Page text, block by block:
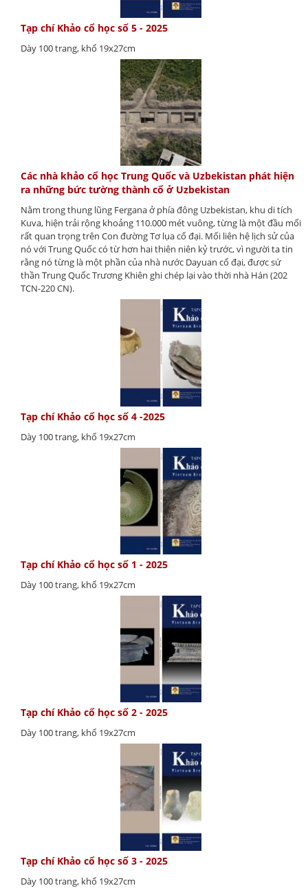
Tạp chí Khảo cổ học số 5 - 2025
Dày 100 trang, khổ 19x27cm
Các nhà khảo cổ học Trung Quốc và Uzbekistan phát hiện
ra những bức tường thành cổ ở Uzbekistan
Nằm trong thung lũng Fergana ở phía đông Uzbekistan, khu di tích
Kuva, hiện trải rộng khoảng 110.000 mét vuông, từng là một đầu mối
rất quan trọng trên Con đường Tơ lụa cổ đại. Mối liên hệ lịch sử của
nó với Trung Quốc có từ hơn hai thiên niên kỷ trước, vì người ta tin
rằng nó từng là một phần của nhà nước Dayuan cổ đại, được sứ
thần Trung Quốc Trương Khiên ghi chép lại vào thời nhà Hán (202
TCN-220 CN).
Tạp chí Khảo cổ học số 4 -2025
Dày 100 trang, khổ 19x27cm
Tạp chí Khảo cổ học số 1 - 2025
Dày 100 trang, khổ 19x27cm
Tạp chí Khảo cổ học số 2 - 2025
Dày 100 trang, khổ 19x27cm
Tạp chí Khảo cổ học số 3 - 2025
Dày 100 trang, khổ 19x27cm